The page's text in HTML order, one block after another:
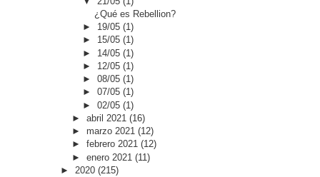
¿Qué es Rebellion?
► 19/05(1)
► 15/05(1)
► 14/05(1)
► 12/05(1)
►08/05(1)
►07/05(1)
►02/05(1)
► abril 2021 (16)
► marzo 2021 (12)
► febrero 2021 (12)
► enero 2021 (11)
► 2020 (215)